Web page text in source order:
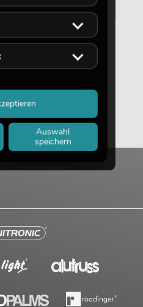
Auswahl
speichern